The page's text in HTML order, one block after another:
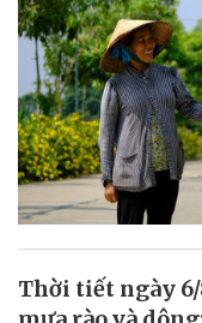
Thời tiết ngày